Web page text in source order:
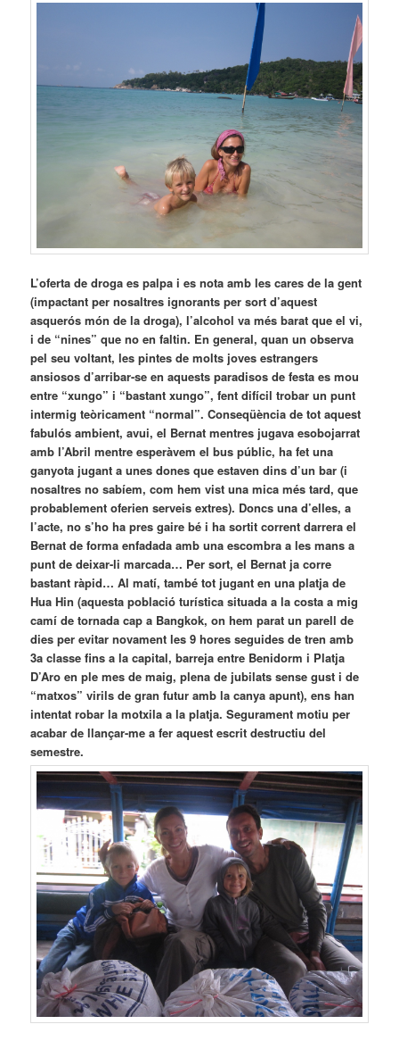
L’oferta de droga es palpa i es nota amb les cares de la gent
(impactant per nosaltres ignorants per sort d’aquest
asquerós món de la droga), l’alcohol va més barat que el vi,
i de “nines” que no en faltin. En general, quan un observa
pel seu voltant, les pintes de molts joves estrangers
ansiosos d’arribar-se en aquests paradisos de festa es mou
entre “xungo” i “bastant xungo”, fent difícil trobar un punt
intermig teòricament “normal”. Conseqüència de tot aquest
fabulós ambient, avui, el Bernat mentres jugava esobojarrat
amb l’Abril mentre esperàvem el bus públic, ha fet una
ganyota jugant a unes dones que estaven dins d’un bar (i
nosaltres no sabíem, com hem vist una mica més tard, que
probablement oferien serveis extres). Doncs una d’elles, a
l’acte, no s’ho ha pres gaire bé i ha sortit corrent darrera el
Bernat de forma enfadada amb una escombra a les mans a
punt de deixar-li marcada… Per sort, el Bernat ja corre
bastant ràpid… Al matí, també tot jugant en una platja de
Hua Hin (aquesta població turística situada a la costa a mig
camí de tornada cap a Bangkok, on hem parat un parell de
dies per evitar novament les 9 hores seguides de tren amb
3a classe fins a la capital, barreja entre Benidorm i Platja
D’Aro en ple mes de maig, plena de jubilats sense gust i de
“matxos” virils de gran futur amb la canya apunt), ens han
intentat robar la motxila a la platja. Segurament motiu per
acabar de llançar-me a fer aquest escrit destructiu del
semestre.